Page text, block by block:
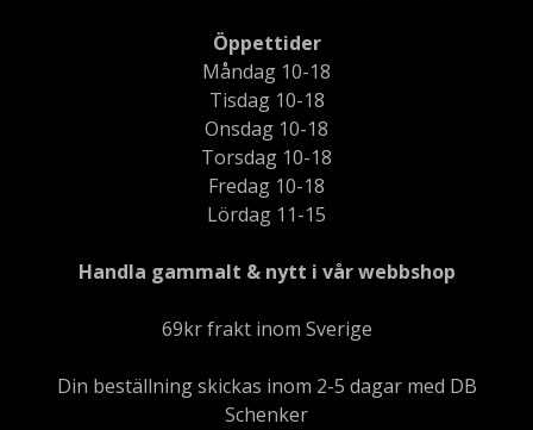
Öppettider
Måndag 10-18
Tisdag 10-18
Onsdag 10-18
Torsdag 10-18
Fredag 10-18
Lördag 11-15
Handla gammalt & nytt i vår webbshop
69kr frakt inom Sverige
Din beställning skickas inom 2-5 dagar med DB
Schenker